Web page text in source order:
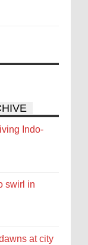
Indo-
swirl in
at city